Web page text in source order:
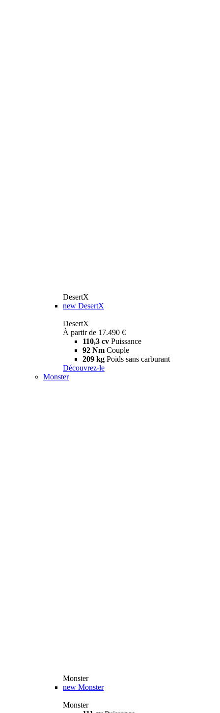
DesertX
new DesertX
DesertX
À partir de 17.490 €
110,3 cv Puissance
92 Nm Couple
209 kg Poids sans carburant
Découvrez-le
Monster
Monster
new Monster
Monster